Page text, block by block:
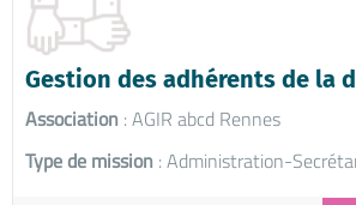
Gestion des adhérents de la
Association : AGIR abcd Rennes
Type de mission : Administration-